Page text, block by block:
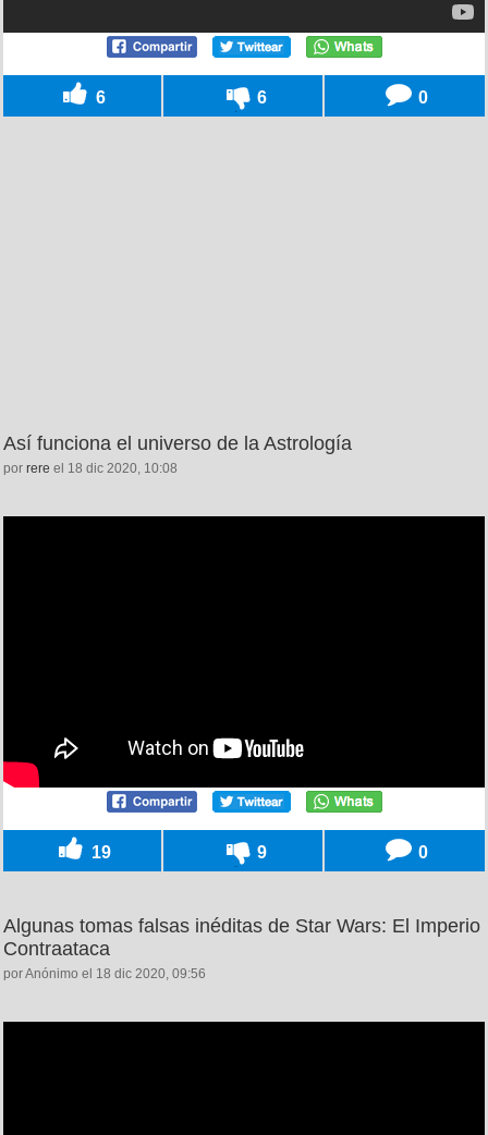
6 6 0
Así funciona el universo de la Astrología
por rere el 18 dic 2020, 10:08
19 9 0
Algunas tomas falsas inéditas de Star Wars: El Imperio
Contraataca
por Anónimo el 18 dic 2020, 09:56